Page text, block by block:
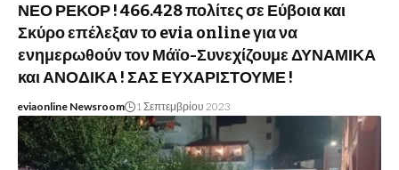
ΝΕΟ ΡΕΚΟΡ ! 466.428 πολίτες σε Εύβοια και
Σκύρο επέλεξαν το evia online για να
ενημερωθούν τον Μάϊο-Συνεχίζουμε ΔΥΝΑΜΙΚΑ
και ΑΝΟΔΙΚΑ ! ΣΑΣ ΕΥΧΑΡΙΣΤΟΥΜΕ !
eviaonline Newsroom 1 Σεπτεμβρίου 2023